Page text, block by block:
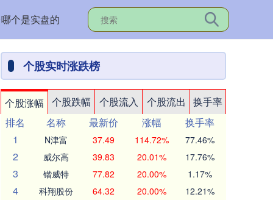
个是实盘的
个股实时涨跌榜
个股涨幅 个股跌幅 个股流入 个股流出
换手率
排名
名称 最新价 涨幅
换手率
1
N津富 37.49 114.72% 77.46%
2 威尔高 39.83 20.01% 17.76%
3 锴威特 77.82 20.00% 1.17%
4 科翔股份 64.32 20.00% 12.21%